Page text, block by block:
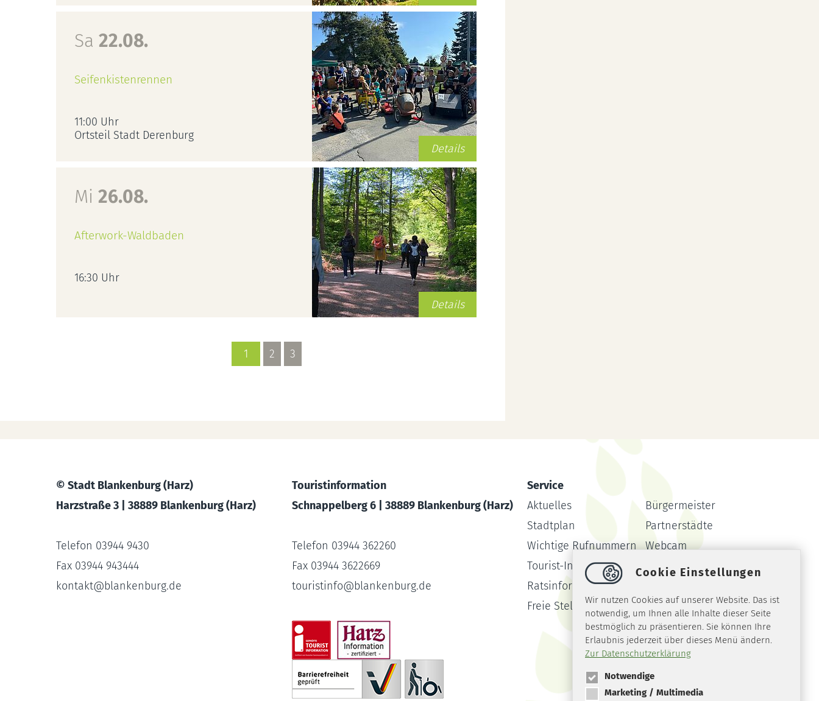
Sa 22.08.
Seifenkistenrennen
11:00 Uhr
Ortsteil Stadt Derenburg
Details
Mi 26.08.
Afterwork-Waldbaden
16:30 Uhr
Details
1 2 3
© Stadt Blankenburg (Harz)
Harzstraße 3 | 38889 Blankenburg (Harz)
Telefon 03944 9430
Fax 03944 943444
kontakt@blankenburg.de
Touristinformation
Schnappelberg 6 | 38889 Blankenburg (Harz)
Telefon 03944 362260
Fax 03944 3622669
touristinfo@blankenburg.de
Service
Aktuelles
Bürgermeister
Stadtplan
Partnerstädte
Wichtige Rufnummern
Webcam
Tourist-Info
Formulare
Ratsinformationssystem
Freie Stellen
Cookie Einstellungen
Wir nutzen Cookies auf unserer Website. Das ist
notwendig, um Ihnen alle Inhalte dieser Seite
bestmöglich zu präsentieren. Sie können Ihre
Erlaubnis jederzeit über dieses Menü ändern.
Zur Datenschutzerklärung
Notwendige
Marketing / Multimedia